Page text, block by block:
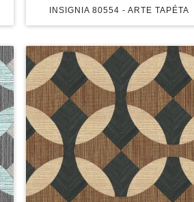
INSIGNIA 80554 - ARTE TAPÉTA